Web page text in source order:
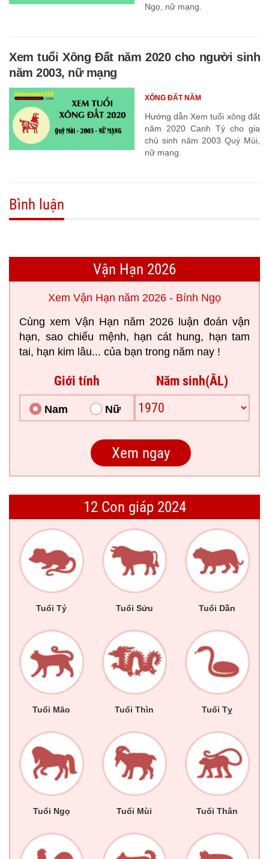
Ngọ, nữ mạng.
Xem tuổi Xông Đất năm 2020 cho người sinh
năm 2003, nữ mạng
Hướng dẫn Xem tuổi xông đất
năm 2020 Canh Tý cho gia
chủ sinh năm 2003 Quý Mùi,
nữ mạng.
XÔNG ĐẤT NĂM
Bình luận
Vận Hạn 2026
Xem Vận Hạn năm 2026 - Bính Ngọ
Cùng xem Vận Hạn năm 2026 luận đoán vận
hạn, sao chiếu mệnh, hạn cát hung, hạn tam
tai, hạn kim lâu... của bạn trong năm nay !
Giới tính
Nam Nữ
Năm sinh(ÂL)
12 Con giáp 2024
Tuổi Tý Tuổi Sửu Tuổi Dần
Tuổi Mão Tuổi Thìn Tuổi Tỵ
Tuổi Ngọ Tuổi Mùi Tuổi Thân